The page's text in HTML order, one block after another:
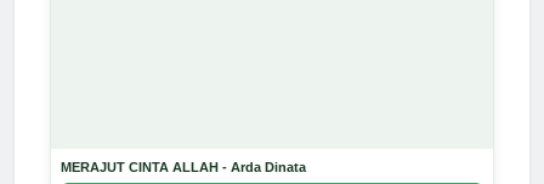
MERAJUT CINTA ALLAH - Arda Dinata